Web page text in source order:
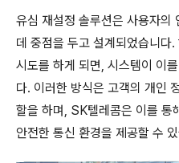
유심 재설정 솔루션은 사용자의
데 중점을 두고 설계되었습니다
시도를 하게 되면, 시스템이 이
다. 이러한 방식은 고객의 개인
할을 하며, SK텔레콤은 이를 통
안전한 통신 환경을 제공할 수